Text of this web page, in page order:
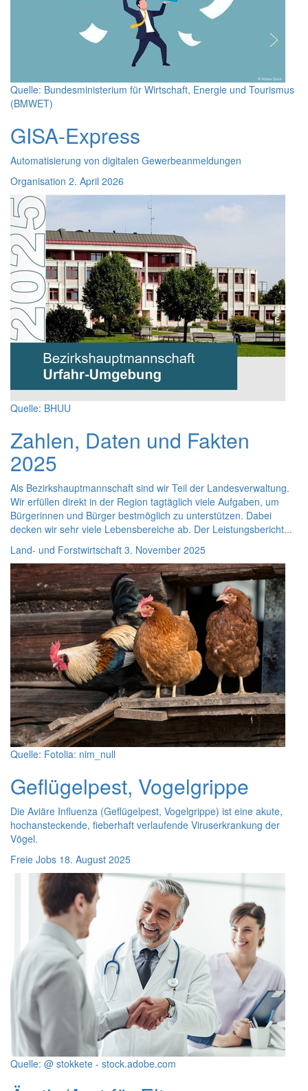
Quelle: Bundesministerium für Wirtschaft, Energie und Tourismus
(BMWET)
GISA-Express
Automatisierung von digitalen Gewerbeanmeldungen
Organisation 2. April 2026
Quelle: BHUU
Zahlen, Daten und Fakten
2025
Als Bezirkshauptmannschaft sind wir Teil der Landesverwaltung.
Wir erfüllen direkt in der Region tagtäglich viele Aufgaben, um
Bürgerinnen und Bürger bestmöglich zu unterstützen. Dabei
decken wir sehr viele Lebensbereiche ab. Der Leistungsbericht...
Land- und Forstwirtschaft 3. November 2025
Quelle: Fotolia: nim_null
Geflügelpest, Vogelgrippe
Die Aviäre Influenza (Geflügelpest, Vogelgrippe) ist eine akute,
hochansteckende, fieberhaft verlaufende Viruserkrankung der
Vögel.
Freie Jobs 18. August 2025
Quelle: @ stokkete - stock.adobe.com